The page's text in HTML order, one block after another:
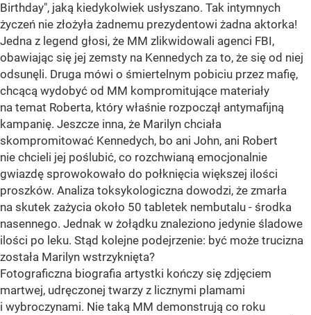
Birthday", jaką kiedykolwiek usłyszano. Tak intymnych
życzeń nie złożyła żadnemu prezydentowi żadna aktorka!
Jedna z legend głosi, że MM zlikwidowali agenci FBI,
obawiając się jej zemsty na Kennedych za to, że się od niej
odsunęli. Druga mówi o śmiertelnym pobiciu przez mafię,
chcącą wydobyć od MM kompromitujące materiały
na temat Roberta, który właśnie rozpoczął antymafijną
kampanię. Jeszcze inna, że Marilyn chciała
skompromitować Kennedych, bo ani John, ani Robert
nie chcieli jej poślubić, co rozchwianą emocjonalnie
gwiazdę sprowokowało do połknięcia większej ilości
proszków. Analiza toksykologiczna dowodzi, że zmarła
na skutek zażycia około 50 tabletek nembutalu - środka
nasennego. Jednak w żołądku znaleziono jedynie śladowe
ilości po leku. Stąd kolejne podejrzenie: być może trucizna
została Marilyn wstrzyknięta?
Fotograficzna biografia artystki kończy się zdjęciem
martwej, udręczonej twarzy z licznymi plamami
i wybroczynami. Nie taką MM demonstrują co roku